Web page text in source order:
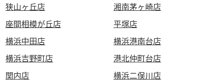
狭山ヶ丘店
湘南茅ヶ崎店
座間相模が丘店
平塚店
横浜中田店
横浜港南台店
横浜吉野町店
港北仲町台店
関内店
横浜二俣川店